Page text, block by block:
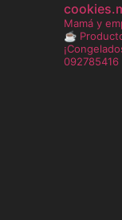
Mamá y
☕️
092785416